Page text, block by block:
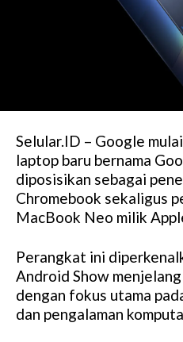
Selular.ID – Google
laptop baru bernama
diposisikan sebagai
Chromebook sekaligus
MacBook Neo milik
Perangkat ini
Android Show
dengan fokus utama
dan pengalaman